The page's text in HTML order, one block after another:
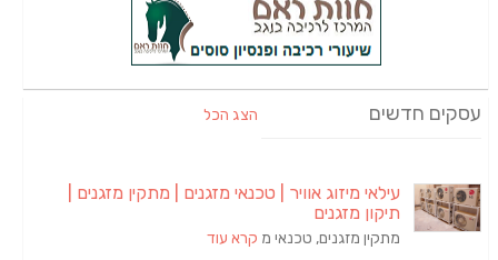
עסקים חדשים הצג הכל
עילאי מיזוג אוויר | טכנאי מזגנים | מתקין מזגנים |
תיקון מזגנים
מתקין מזגנים, טכנאי מ קרא עוד